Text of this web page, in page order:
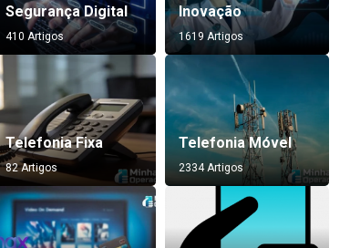
Segurança Digital
410 Artigos
Inovação
1619 Artigos
Telefonia Fixa
82 Artigos
Telefonia Móvel
2334 Artigos